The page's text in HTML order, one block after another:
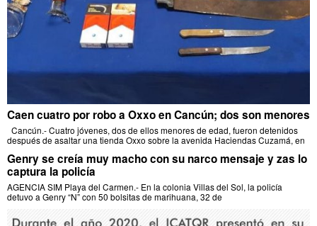
Caen cuatro por robo a Oxxo en Cancún; dos son menores
Cancún.- Cuatro jóvenes, dos de ellos menores de edad, fueron detenidos
después de asaltar una tienda Oxxo sobre la avenida Haciendas Cuzamá, en
Genry se creía muy macho con su narco mensaje y zas lo
captura la policía
AGENCIA SIM Playa del Carmen.- En la colonia Villas del Sol, la policía
detuvo a Genry “N” con 50 bolsitas de marihuana, 32 de